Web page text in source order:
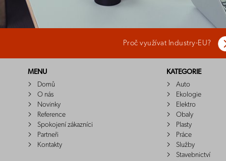
Proč využívat Industry-EU?
MENU
Domů
O nás
Novinky
Reference
Spokojení zákazníci
Partneři
Kontakty
KATEGORIE
Auto
Ekologie
Elektro
Obaly
Plasty
Práce
Služby
Stavebnictví